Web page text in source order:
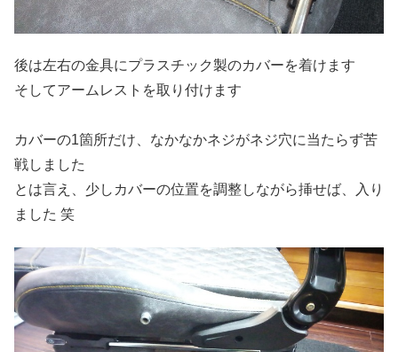
後は左右の金具にプラスチック製のカバーを着けます
そしてアームレストを取り付けます
カバーの1箇所だけ、なかなかネジがネジ穴に当たらず苦
戦しました
とは言え、少しカバーの位置を調整しながら挿せば、入り
ました 笑